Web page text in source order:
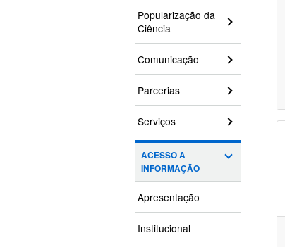
Popularização da
Ciência
Comunicação
Parcerias
Serviços
ACESSO À
INFORMAÇÃO
Apresentação
Institucional